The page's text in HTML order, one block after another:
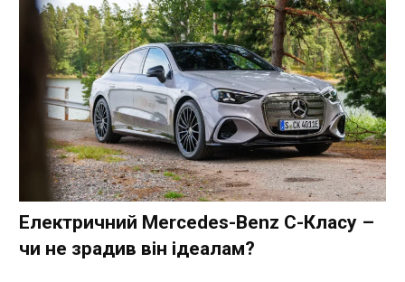
Електричний Mercedes-Benz C-Класу –
чи не зрадив він ідеалам?